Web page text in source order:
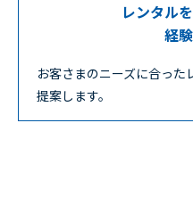
レンタル
経
お客さまのニーズに合っ
提案します。